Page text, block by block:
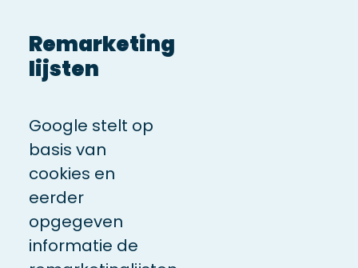
Remarketing
lijsten
Google stelt op
basis van
cookies en
eerder
opgegeven
informatie de